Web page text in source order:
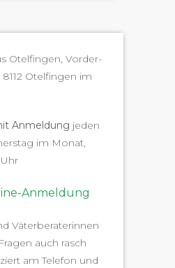
Otelfin­gen, Vorder­
8112 Otelfin­gen im
Anmel­dung jeden
im Monat,
Anmeldung
Väter­ber­a­terin­nen
auch rasch
am Tele­fon und